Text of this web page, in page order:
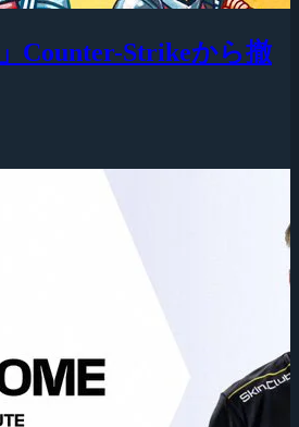
」Counter-Strikeから撤